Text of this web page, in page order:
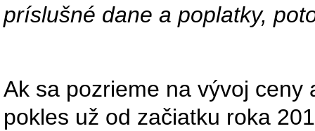
príslušné dane a poplatky,
Ak sa pozrieme na vývoj
pokles už od začiatku roka